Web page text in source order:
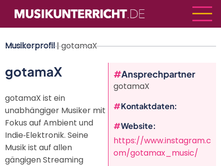
zum
Inhalt
Musikerprofil| gotamaX
gotamaX
gotamaX ist ein
unabhängiger Musiker mit
Fokus auf Ambient und
Indie‑Elektronik. Seine
Musik ist auf allen
gängigen Streaming
Ansprechpartner
gotamaX
Kontaktdaten
Website
https://www.instagram.c
om/gotamax_music/